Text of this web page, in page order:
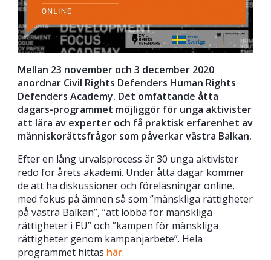
Mellan 23 november och 3 december 2020
anordnar Civil Rights Defenders Human Rights
Defenders Academy. Det omfattande åtta
dagars-programmet möjliggör för unga aktivister
att lära av experter och få praktisk erfarenhet av
människorättsfrågor som påverkar västra Balkan.
Efter en lång urvalsprocess är 30 unga aktivister
redo för årets akademi. Under åtta dagar kommer
de att ha diskussioner och föreläsningar online,
med fokus på ämnen så som ”mänskliga rättigheter
på västra Balkan”, ”att lobba för mänskliga
rättigheter i EU” och ”kampen för mänskliga
rättigheter genom kampanjarbete”. Hela
programmet hittas här.